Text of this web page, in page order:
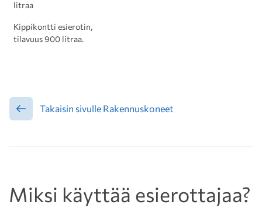
litraa
Kippikontti esierotin,
tilavuus 900 litraa.
Takaisin sivulle Rakennuskoneet
Miksi käyttää esierottajaa?